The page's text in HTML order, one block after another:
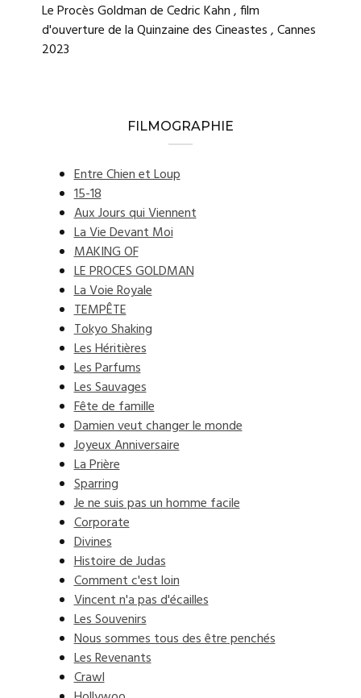
Le Procès Goldman de Cedric Kahn , film
d'ouverture de la Quinzaine des Cineastes , Cannes
2023
FILMOGRAPHIE
Entre Chien et Loup
15-18
Aux Jours qui Viennent
La Vie Devant Moi
MAKING OF
LE PROCES GOLDMAN
La Voie Royale
TEMPÊTE
Tokyo Shaking
Les Héritières
Les Parfums
Les Sauvages
Fête de famille
Damien veut changer le monde
Joyeux Anniversaire
La Prière
Sparring
Je ne suis pas un homme facile
Corporate
Divines
Histoire de Judas
Comment c'est loin
Vincent n'a pas d'écailles
Les Souvenirs
Nous sommes tous des être penchés
Les Revenants
Crawl